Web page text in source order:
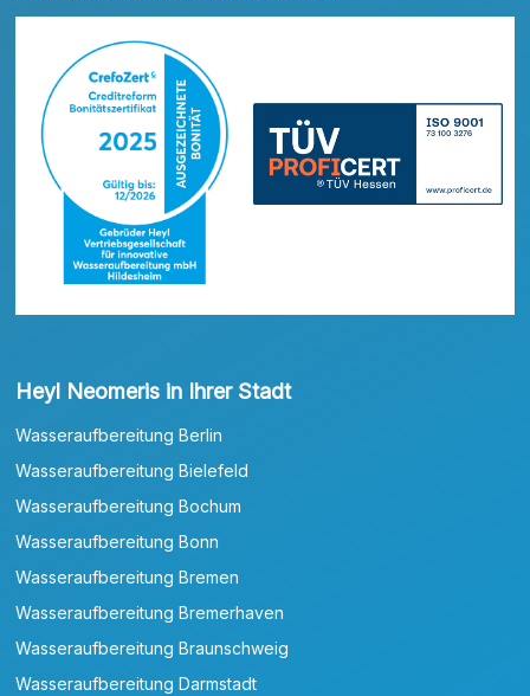
Heyl Neomeris in Ihrer Stadt
Wasseraufbereitung Berlin
Wasseraufbereitung Bielefeld
Wasseraufbereitung Bochum
Wasseraufbereitung Bonn
Wasseraufbereitung Bremen
Wasseraufbereitung Bremerhaven
Wasseraufbereitung Braunschweig
Wasseraufbereitung Darmstadt